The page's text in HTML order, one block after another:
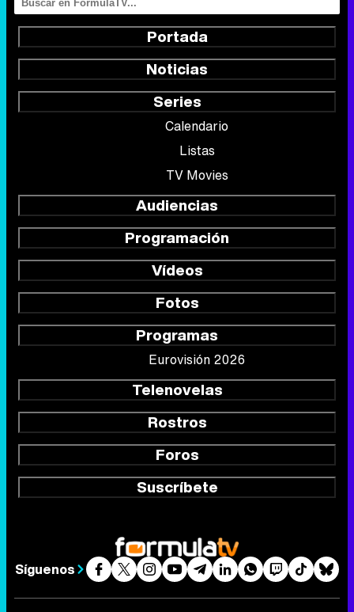
Portada
Noticias
Series
Calendario
Listas
TV Movies
Audiencias
Programación
Vídeos
Fotos
Programas
Eurovisión 2026
Telenovelas
Rostros
Foros
Suscríbete
Síguenos